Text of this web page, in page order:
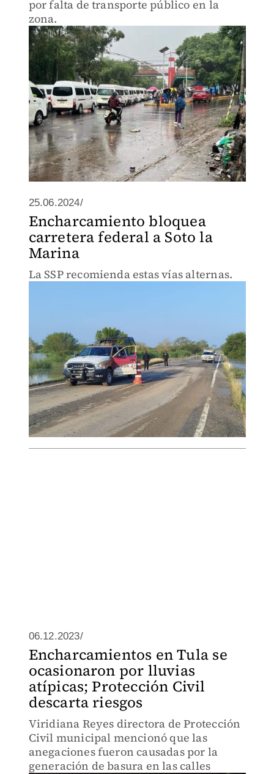
por falta de transporte público en la
zona.
25.06.2024/
Encharcamiento bloquea
carretera federal a Soto la
Marina
La SSP recomienda estas vías alternas.
06.12.2023/
Encharcamientos en Tula se
ocasionaron por lluvias
atípicas; Protección Civil
descarta riesgos
Viridiana Reyes directora de Protección
Civil municipal mencionó que las
anegaciones fueron causadas por la
generación de basura en las calles